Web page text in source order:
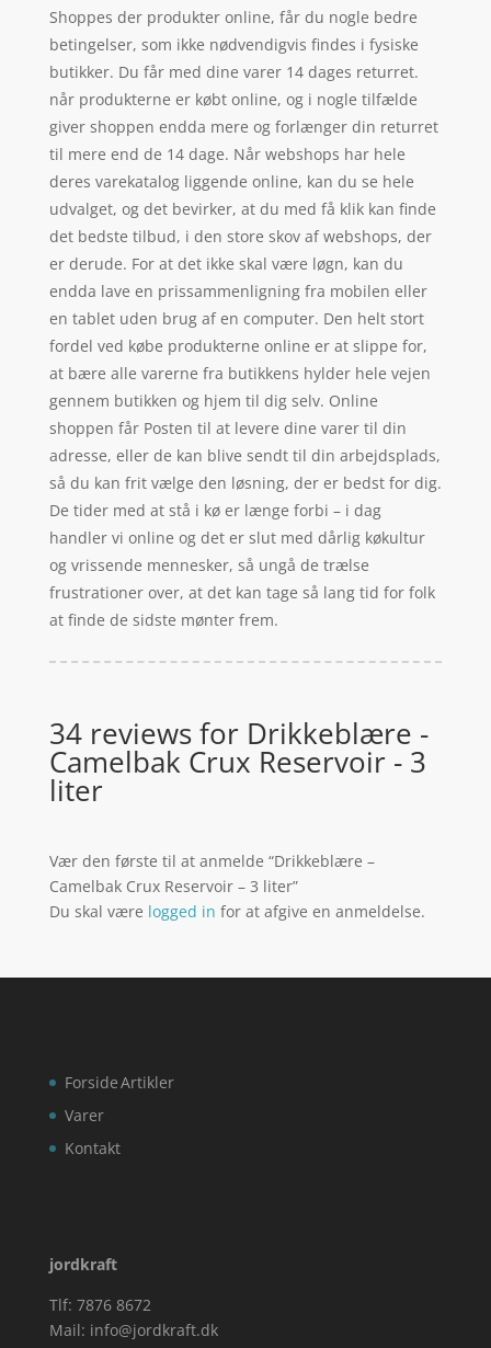
Shoppes der produkter online, får du nogle bedre
betingelser, som ikke nødvendigvis findes i fysiske
butikker. Du får med dine varer 14 dages returret.
når produkterne er købt online, og i nogle tilfælde
giver shoppen endda mere og forlænger din returret
til mere end de 14 dage. Når webshops har hele
deres varekatalog liggende online, kan du se hele
udvalget, og det bevirker, at du med få klik kan finde
det bedste tilbud, i den store skov af webshops, der
er derude. For at det ikke skal være løgn, kan du
endda lave en prissammenligning fra mobilen eller
en tablet uden brug af en computer. Den helt stort
fordel ved købe produkterne online er at slippe for,
at bære alle varerne fra butikkens hylder hele vejen
gennem butikken og hjem til dig selv. Online
shoppen får Posten til at levere dine varer til din
adresse, eller de kan blive sendt til din arbejdsplads,
så du kan frit vælge den løsning, der er bedst for dig.
De tider med at stå i kø er længe forbi – i dag
handler vi online og det er slut med dårlig køkultur
og vrissende mennesker, så ungå de trælse
frustrationer over, at det kan tage så lang tid for folk
at finde de sidste mønter frem.
34 reviews for Drikkeblære -
Camelbak Crux Reservoir - 3
liter
Vær den første til at anmelde “Drikkeblære –
Camelbak Crux Reservoir – 3 liter”
Du skal være logged in for at afgive en anmeldelse.
Forside
Varer
Kontakt
Artikler
jordkraft
Tlf: 7876 8672
Mail: info@jordkraft.dk